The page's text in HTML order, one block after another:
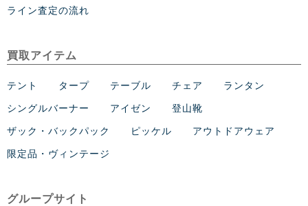
ライン査定の流れ
買取アイテム
テント タープ テーブル チェア ランタン
シングルバーナー アイゼン 登山靴
ザック・バックパック ピッケル アウトドアウェア
限定品・ヴィンテージ
グループサイト